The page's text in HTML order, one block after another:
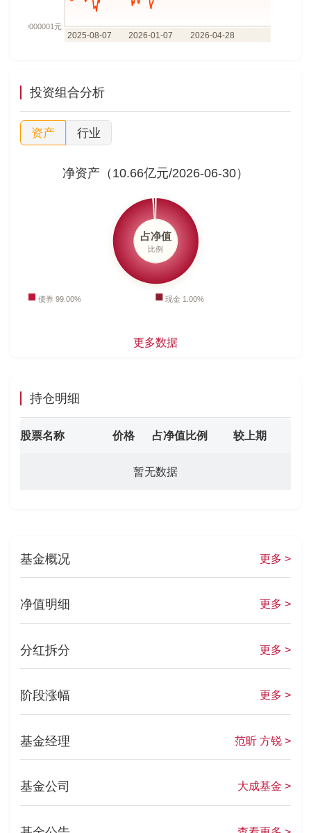
投资组合分析
资产 行业
净资产（10.66亿元/2026-06-30）
更多数据
持仓明细
股票名称 价格 占净值比例 较上期
暂无数据
基金概况 更多 >
净值明细 更多 >
分红拆分 更多 >
阶段涨幅 更多 >
基金经理 范昕 方锐 >
基金公司 大成基金 >